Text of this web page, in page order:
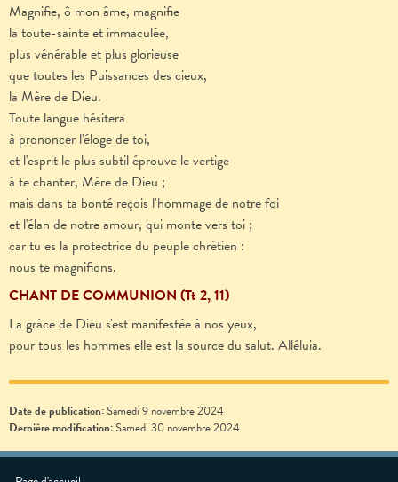
Magnifie, ô mon âme, magnifie
la toute-sainte et immaculée,
plus vénérable et plus glorieuse
que toutes les Puissances des cieux,
la Mère de Dieu.
Toute langue hésitera
à prononcer l'éloge de toi,
et l'esprit le plus subtil éprouve le vertige
à te chanter, Mère de Dieu ;
mais dans ta bonté reçois l'hommage de notre foi
et l'élan de notre amour, qui monte vers toi ;
car tu es la protectrice du peuple chrétien :
nous te magnifions.
CHANT DE COMMUNION (Tt 2, 11)
La grâce de Dieu s'est manifestée à nos yeux,
pour tous les hommes elle est la source du salut. Alléluia.
Date de publication:Samedi 9 novembre 2024
Dernière modification:Samedi 30 novembre 2024